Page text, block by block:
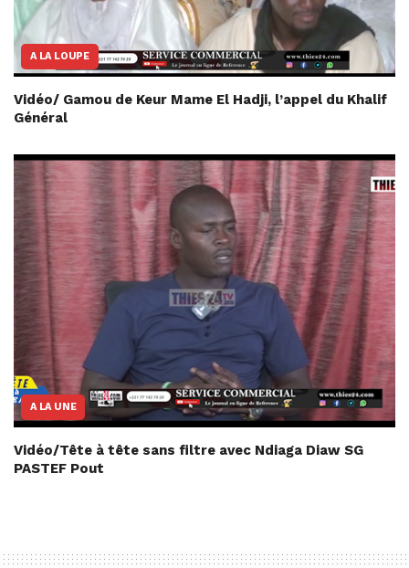
A LA LOUPE
Vidéo/ Gamou de Keur Mame El Hadji, l’appel du Khalif
Général
A LA UNE
Vidéo/Tête à tête sans filtre avec Ndiaga Diaw SG
PASTEF Pout